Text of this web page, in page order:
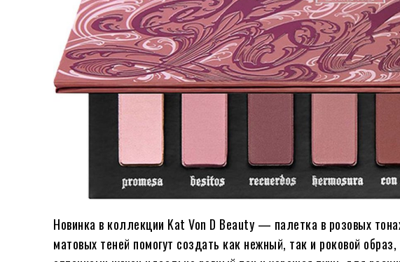
Новинка в коллекции Kat Von D Beauty — палетка в розовых
матовых теней помогут создать как нежный, так и роковой